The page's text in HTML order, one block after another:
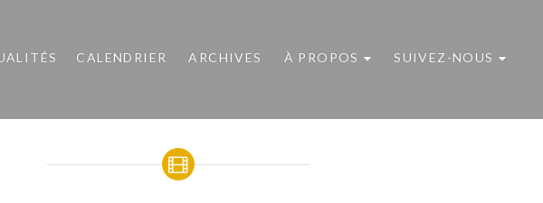
CALENDRIER ARCHIVES À PROPOS SUIVEZ-NOUS